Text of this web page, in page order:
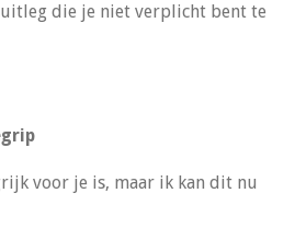
die je niet verplicht bent te
voor je is, maar ik kan dit nu